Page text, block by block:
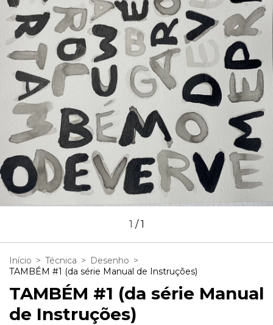
1 /1
Início > Técnica > Desenho >
TAMBÉM #1 (da série Manual de Instruções)
TAMBÉM #1 (da série Manual
de Instruções)